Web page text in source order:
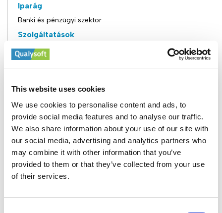
This website uses cookies
We use cookies to personalise content and ads, to
provide social media features and to analyse our traffic.
We also share information about your use of our site with
our social media, advertising and analytics partners who
may combine it with other information that you’ve
provided to them or that they’ve collected from your use
of their services.
Iparág
Banki és pénzügyi szektor
Szolgáltatások
AI szoftverfejlesztés, dedikált nearshore csapatbővítés,
UX/UI fejlesztés, API integráció
Python, TensorFlow, PyTorch, C++, REST API-k –
Kijelölt csapat
10 AI mérnök (szoftverfejlesztők, ML specialisták, UI/UX
szakértők és QA automatizálási mérnökök)
Együttműködés időtartama
3 év | Később több AI kezdeményezésre bővült
Ügyfél kihívásaQualysoft megoldás